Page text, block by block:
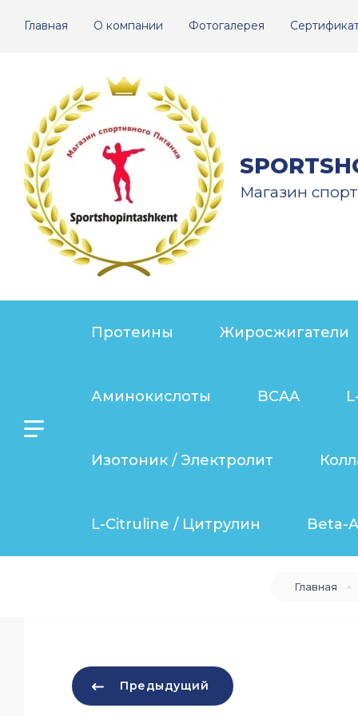
Главная О компании Фотогалерея
Магазин
Протеины Жиросжигатели
Аминокислоты BCAA
Изотоник / Электролит
L-Citruline / Цитрулин Beta-
Главная
Предыдущий